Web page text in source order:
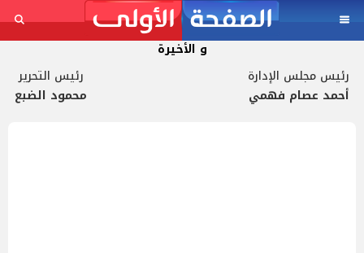
و الأخيرة
رئيس مجلس الإدارة
أحمد عصام فهمي
رئيس التحرير
محمود الضبع